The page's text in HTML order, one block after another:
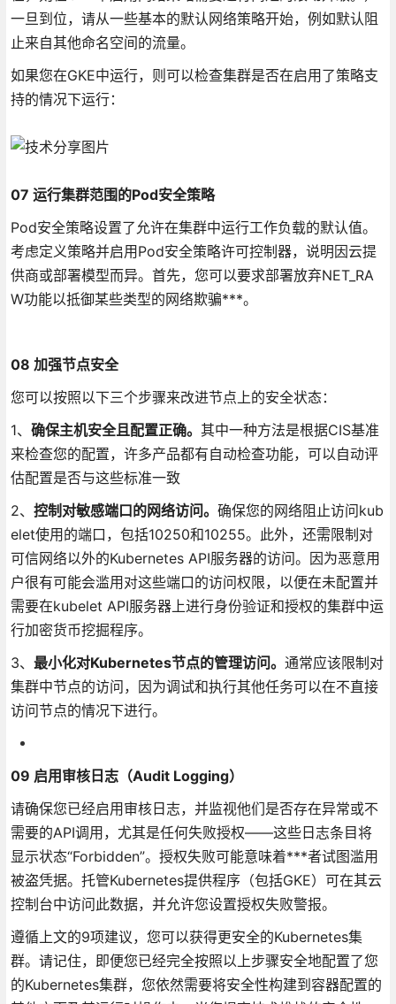
一旦到位，请从一些基本的默认网络策略开始，例如默认阻
止来自其他命名空间的流量。
如果您在GKE中运行，则可以检查集群是否在启用了策略支
持的情况下运行：
07 运行集群范围的Pod安全策略
Pod安全策略设置了允许在集群中运行工作负载的默认值。
考虑定义策略并启用Pod安全策略许可控制器，说明因云提
供商或部署模型而异。首先，您可以要求部署放弃NET_RA
W功能以抵御某些类型的网络欺骗***。
08 加强节点安全
您可以按照以下三个步骤来改进节点上的安全状态：
1、 确保主机安全且配置正确。 其中一种方法是根据CIS基准
来检查您的配置，许多产品都有自动检查功能，可以自动评
估配置是否与这些标准一致
2、 控制对敏感端口的网络访问。 确保您的网络阻止访问kub
elet使用的端口，包括10250和10255。此外，还需限制对
可信网络以外的Kubernetes API服务器的访问。因为恶意用
户很有可能会滥用对这些端口的访问权限，以便在未配置并
需要在kubelet API服务器上进行身份验证和授权的集群中运
行加密货币挖掘程序。
3、 最小化对Kubernetes节点的管理访问。 通常应该限制对
集群中节点的访问，因为调试和执行其他任务可以在不直接
访问节点的情况下进行。
09 启用审核日志（Audit Logging）
请确保您已经启用审核日志，并监视他们是否存在异常或不
需要的API调用，尤其是任何失败授权——这些日志条目将
显示状态“Forbidden”。授权失败可能意味着***者试图滥用
被盗凭据。托管Kubernetes提供程序（包括GKE）可在其云
控制台中访问此数据，并允许您设置授权失败警报。
遵循上文的9项建议，您可以获得更安全的Kubernetes集
群。请记住，即便您已经完全按照以上步骤安全地配置了您
的Kubernetes集群，您依然需要将安全性构建到容器配置的